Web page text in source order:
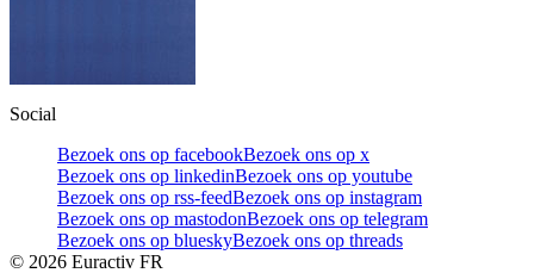
Social
Bezoek ons op facebookBezoek ons op x
Bezoek ons op linkedinBezoek ons op youtube
Bezoek ons op rss-feedBezoek ons op instagram
Bezoek ons op mastodonBezoek ons op telegram
Bezoek ons op blueskyBezoek ons op threads
© 2026 Euractiv FR